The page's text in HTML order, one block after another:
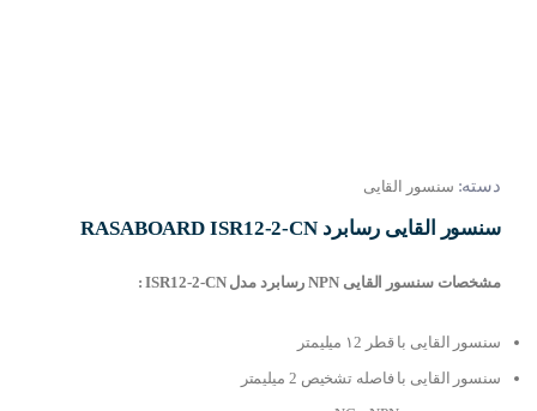
دسته: سنسور القایی
سنسور القایی رسابرد RASABOARD ISR12-2-CN
مشخصات سنسور القایی NPN رسابرد مدل ISR12-2-CN :
سنسور القایی با قطر ۱2 میلیمتر
سنسور القایی با فاصله تشخیص 2 میلیمتر